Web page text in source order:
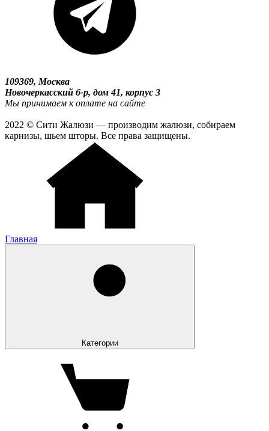
109369, Москва
Новочеркасский б-р, дом 41, корпус 3
Мы принимаем к оплате на сайте
2022 © Сити Жалюзи — производим жалюзи, собираем
карнизы, шьем шторы. Все права защищены.
Главная
Категории